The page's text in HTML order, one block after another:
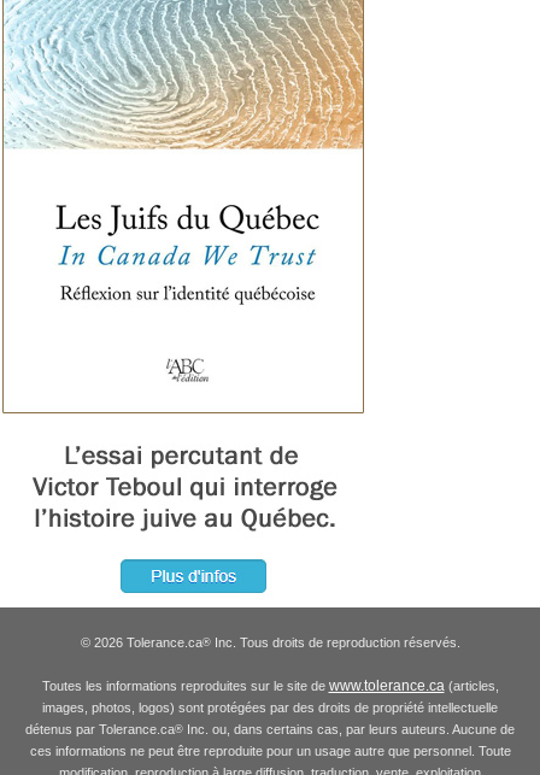
© 2026 Tolerance.ca®Inc. Tous droits de reproduction réservés.
Toutes les informations reproduites sur le site de www.tolerance.ca(articles,
images, photos, logos) sont protégées par des droits de propriété intellectuelle
détenus par Tolerance.ca® Inc. ou, dans certains cas, par leurs auteurs. Aucune de
ces informations ne peut être reproduite pour un usage autre que personnel. Toute